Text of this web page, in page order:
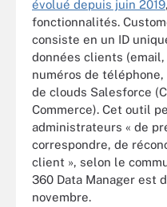
évolué depuis juin 2019
fonctionnalités.
consiste en un ID
données clients (email,
numéros de
de clouds Salesforce
Commerce). Cet outil
administrateurs « de
correspondre, de
client », selon le
360 Data Manager est
novembre.